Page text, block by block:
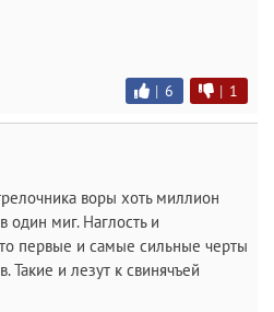
| 6 | 1
воры хоть миллион
один миг. Наглость и
первые и самые сильные черты
Такие и лезут к свинячъей